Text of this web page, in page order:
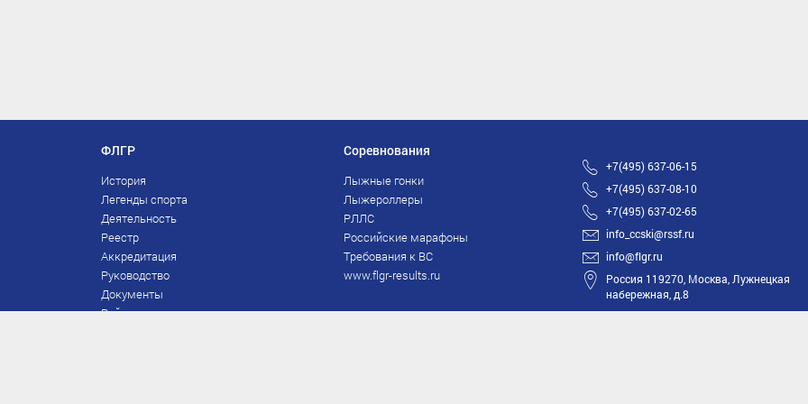
ФЛГР
История
Легенды спорта
Деятельность
Реестр
Аккредитация
Руководство
Документы
Рейтинг
Соревнования
Лыжные гонки
Лыжероллеры
РЛЛС
Российские марафоны
Требования к ВС
www.flgr-results.ru
+7(495) 637-06-15
+7(495) 637-08-10
+7(495) 637-02-65
info_ccski@rssf.ru
info@flgr.ru
Россия 119270, Москва, Лужнецкая
набережная, д.8